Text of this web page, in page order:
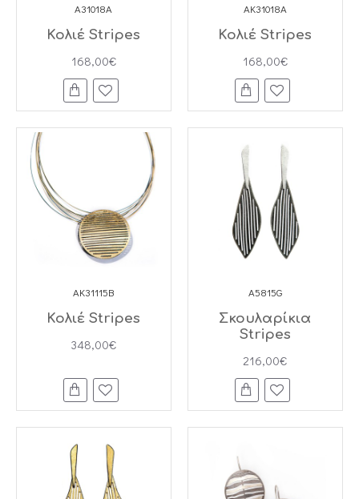
A31018A
Κολιέ Stripes
168,00€
AK31018A
Κολιέ Stripes
168,00€
AK31115B
Κολιέ Stripes
348,00€
A5815G
Σκουλαρίκια
Stripes
216,00€